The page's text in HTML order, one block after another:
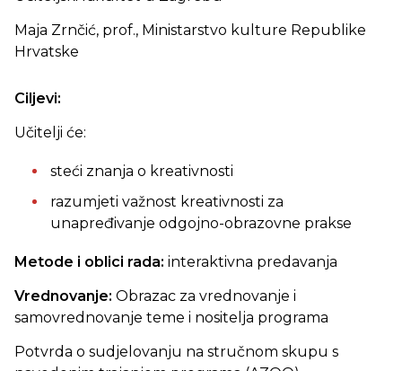
Maja Zrnčić, prof., Ministarstvo kulture Republike
Hrvatske
Ciljevi:
Učitelji će:
steći znanja o kreativnosti
razumjeti važnost kreativnosti za
unapređivanje odgojno-obrazovne prakse
Metode i oblici rada: interaktivna predavanja
Vrednovanje: Obrazac za vrednovanje i
samovrednovanje teme i nositelja programa
Potvrda o sudjelovanju na stručnom skupu s